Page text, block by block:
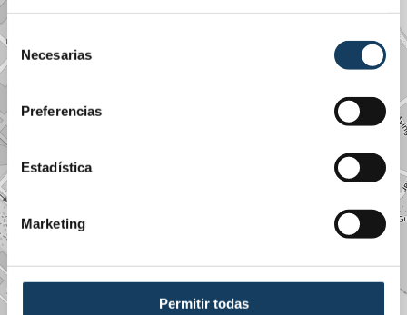
Selección
de Necesarias
Preferencias
Estadística
Marketing
Permitir todas